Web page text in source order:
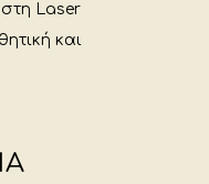
στη Laser
και